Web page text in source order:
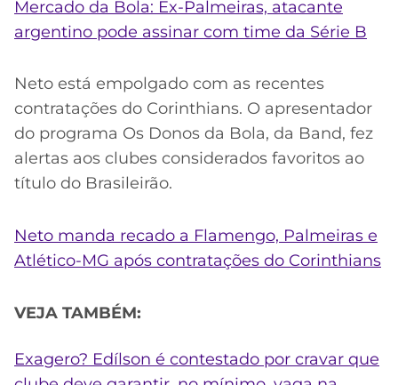
Mercado da Bola: Ex-Palmeiras, atacante
argentino pode assinar com time da Série B
Neto está empolgado com as recentes
contratações do Corinthians. O apresentador
do programa Os Donos da Bola, da Band, fez
alertas aos clubes considerados favoritos ao
título do Brasileirão.
Neto manda recado a Flamengo, Palmeiras e
Atlético-MG após contratações do Corinthians
VEJA TAMBÉM:
Exagero? Edílson é contestado por cravar que